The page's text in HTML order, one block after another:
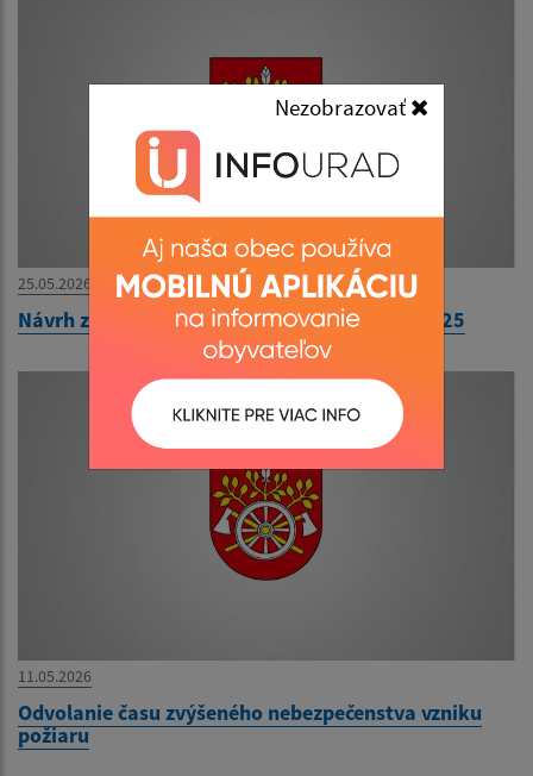
Nezobrazovať
25.05.2026
Návrh záverečného účtu obce Ozdín za rok 2025
11.05.2026
Odvolanie času zvýšeného nebezpečenstva vzniku
požiaru